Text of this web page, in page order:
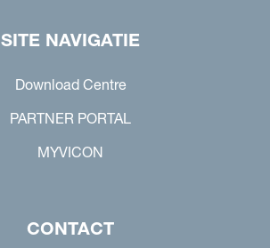
SITE NAVIGATIE
Download Centre
PARTNER PORTAL
MYVICON
CONTACT